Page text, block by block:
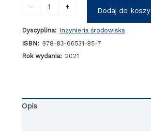
-
realizacji
gospodarki
cyrkulacyjnej
w
komunalnymi
-
+ Dodaj do
Dyscyplina: Inżynieria środowiska
ISBN: 978-83-66531-85-7
Rok wydania: 2021
Opis